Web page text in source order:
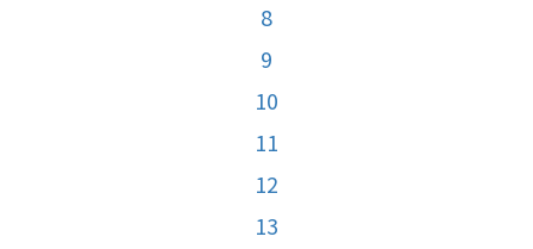
8
9
10
11
12
13